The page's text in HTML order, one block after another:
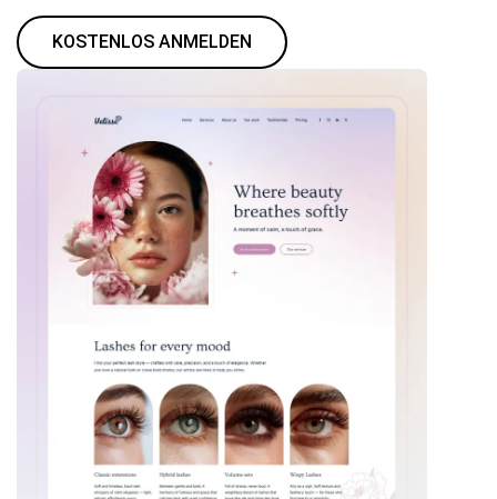
KOSTENLOS ANMELDEN